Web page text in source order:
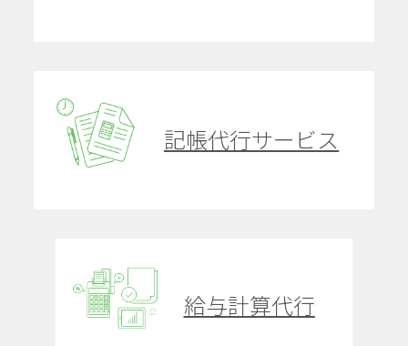
記帳代行サービス
給与計算代行